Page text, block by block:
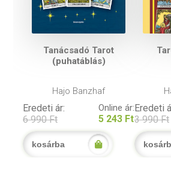
Tanácsadó Tarot
(puhatáblás)
Hajo Banzhaf
Eredeti ár:
6 990 Ft
Online ár:
5 243 Ft
kosárba
Eredeti
3 990 Ft